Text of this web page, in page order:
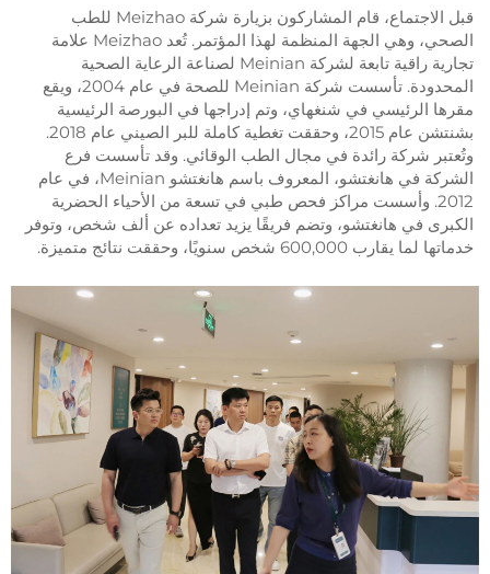
قبل الاجتماع، قام المشاركون بزيارة شركة Meizhao للطب
الصحي، وهي الجهة المنظمة لهذا المؤتمر. تُعد Meizhao علامة
تجارية راقية تابعة لشركة Meinian لصناعة الرعاية الصحية
المحدودة. تأسست شركة Meinian للصحة في عام 2004، ويقع
مقرها الرئيسي في شنغهاي، وتم إدراجها في البورصة الرئيسية
بشنتشن عام 2015، وحققت تغطية كاملة للبر الصيني عام 2018.
وتُعتبر شركة رائدة في مجال الطب الوقائي. وقد تأسست فرع
الشركة في هانغتشو، المعروف باسم هانغتشو Meinian، في عام
2012. وأسست مراكز فحص طبي في تسعة من الأحياء الحضرية
الكبرى في هانغتشو، وتضم فريقًا يزيد تعداده عن ألف شخص، وتوفر
خدماتها لما يقارب 600,000 شخص سنويًا، وحققت نتائج متميزة.